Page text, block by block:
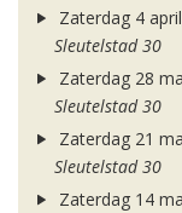
Zaterdag 4
Sleutelstad 30
Zaterdag 28
Sleutelstad 30
Zaterdag 21
Sleutelstad 30
Zaterdag 14